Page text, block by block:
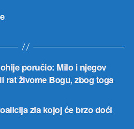
poručio: Milo i njegov
rat živome Bogu, zbog toga
zla kojoj će brzo doći